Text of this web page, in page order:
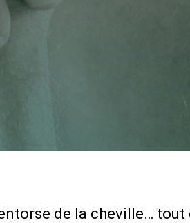
de la cheville…